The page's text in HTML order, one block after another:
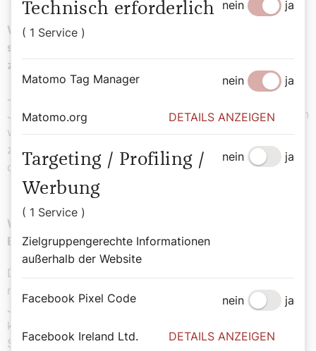
Warum waren die beiden vergangenen Jahre die
stärksten Pilgerjahre? Ist dies auf Corona
zurückzuführen?
Ja und nein. Während Corona konnte man fast zwei
Jahre lang nicht pilgern, aber dann gingen die Menschen
wieder gern. Und der Trend hält an: Es werden von Jahr
zu Jahr mehr, die den Jakobsweg gehen. Pilgern boomt
derzeit einfach extrem.
Welche Pilgerwege gibt es auf dem Gebiet der
Erzdiözese Wien?
Die beiden Jakobswege: Der eine führt von Wolfsthal
nach Purkersdorf, der andere, der Weinviertler
Jakobsweg, von Drasenhofen nach Krems. Dazu
kommen die Klassiker: die Mariazeller Wege – die Via
Sacra und der Wiener Wallfahrerweg. Obendrein führen
Technisch erforderlich
( 1 Service )
nein ja
Matomo Tag Manager nein ja
Matomo.org DETAILS ANZEIGEN
Targeting / Profiling /
Werbung
( 1 Service )
Zielgruppengerechte Informationen
außerhalb der Website
nein ja
Facebook Pixel Code nein ja
Facebook Ireland Ltd. DETAILS ANZEIGEN